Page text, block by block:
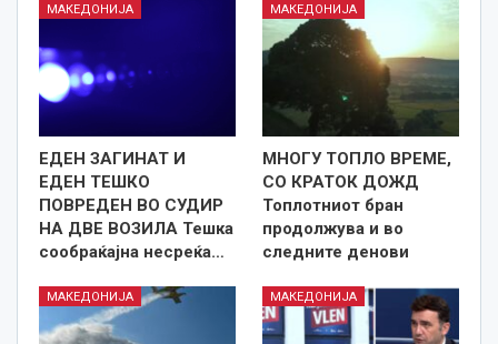
МАКЕДОНИЈА
ЕДЕН ЗАГИНАТ И
ЕДЕН ТЕШКО
ПОВРЕДЕН ВО СУДИР
НА ДВЕ ВОЗИЛА Тешка
сообраќајна несреќа…
МАКЕДОНИЈА
МНОГУ ТОПЛО ВРЕМЕ,
СО КРАТОК ДОЖД
Топлотниот бран
продолжува и во
следните денови
МАКЕДОНИЈА МАКЕДОНИЈА